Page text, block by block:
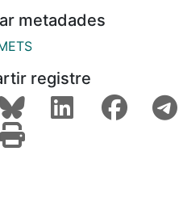
metadades
registre